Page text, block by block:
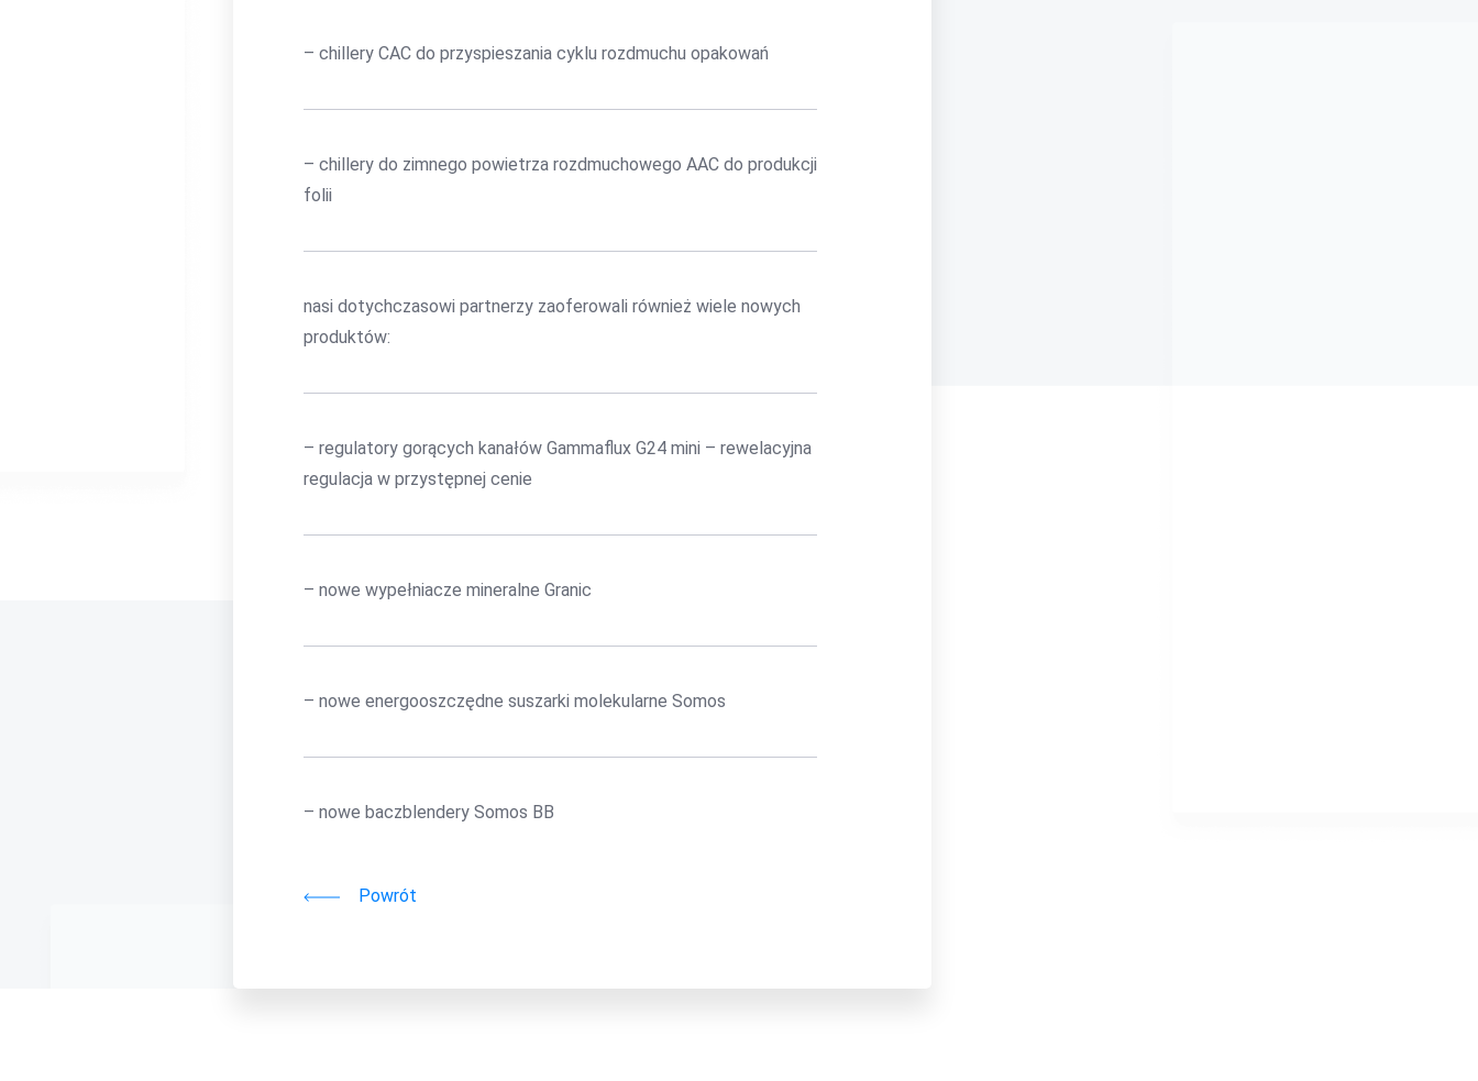
– chillery CAC do przyspieszania cyklu rozdmuchu opakowań
– chillery do zimnego powietrza rozdmuchowego AAC do produkcji
folii
nasi dotychczasowi partnerzy zaoferowali również wiele nowych
produktów:
– regulatory gorących kanałów Gammaflux G24 mini – rewelacyjna
regulacja w przystępnej cenie
– nowe wypełniacze mineralne Granic
– nowe energooszczędne suszarki molekularne Somos
– nowe baczblendery Somos BB
Powrót